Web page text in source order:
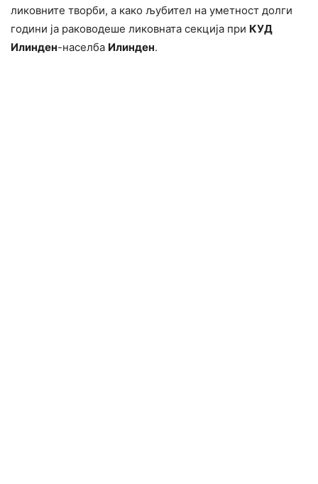
ликовните творби, а како љубител на уметност долги
години ја раководеше ликовната секција при КУД
Илинден-населба Илинден.